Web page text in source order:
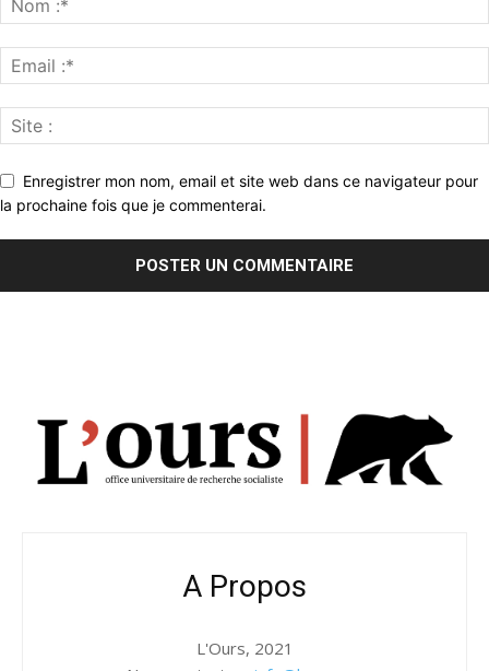
Enregistrer mon nom, email et site web dans ce navigateur pour
la prochaine fois que je commenterai.
A Propos
L'Ours, 2021